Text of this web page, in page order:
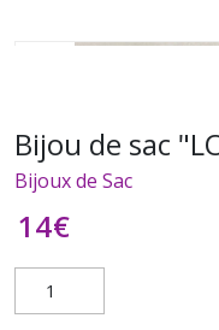
Bijou de sac
Bijoux de Sac
14€